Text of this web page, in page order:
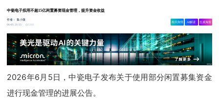
中瓷电子拟用不超15亿闲置募资现金管理，提升资金收益
作者：集小微
06-05 21:55
5318
相关舆情 AI解读 生成海报
2026年6月5日，中瓷电子发布关于使用部分闲置募集资金
进行现金管理的进展公告。